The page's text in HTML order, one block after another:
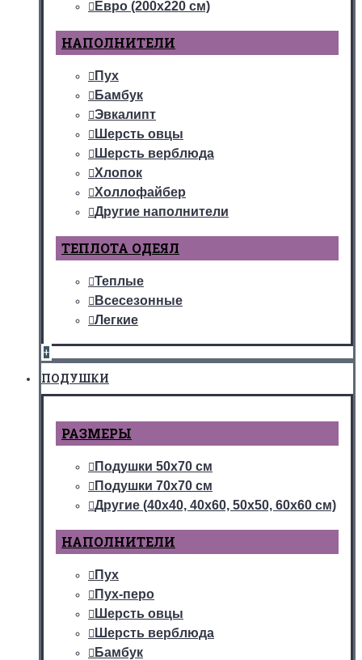
Евро (200х220 см)
НАПОЛНИТЕЛИ
Пух
Бамбук
Эвкалипт
Шерсть овцы
Шерсть верблюда
Хлопок
Холлофайбер
Другие наполнители
ТЕПЛОТА ОДЕЯЛ
Теплые
Всесезонные
Легкие
+
ПОДУШКИ
РАЗМЕРЫ
Подушки 50х70 см
Подушки 70х70 см
Другие (40х40, 40х60, 50х50, 60х60 см)
НАПОЛНИТЕЛИ
Пух
Пух-перо
Шерсть овцы
Шерсть верблюда
Бамбук